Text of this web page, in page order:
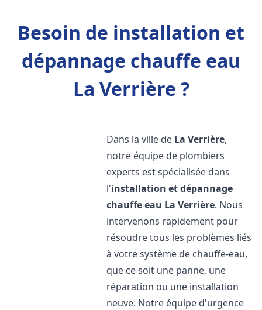
Besoin de installation et
dépannage chauffe eau
La Verrière ?
Dans la ville de La Verrière,
notre équipe de plombiers
experts est spécialisée dans
l'installation et dépannage
chauffe eau La Verrière. Nous
intervenons rapidement pour
résoudre tous les problèmes liés
à votre système de chauffe-eau,
que ce soit une panne, une
réparation ou une installation
neuve. Notre équipe d'urgence